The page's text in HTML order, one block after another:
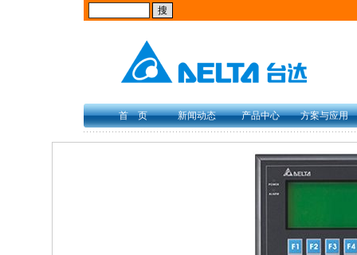
首 页 新闻动态 产品中心 方案与应用